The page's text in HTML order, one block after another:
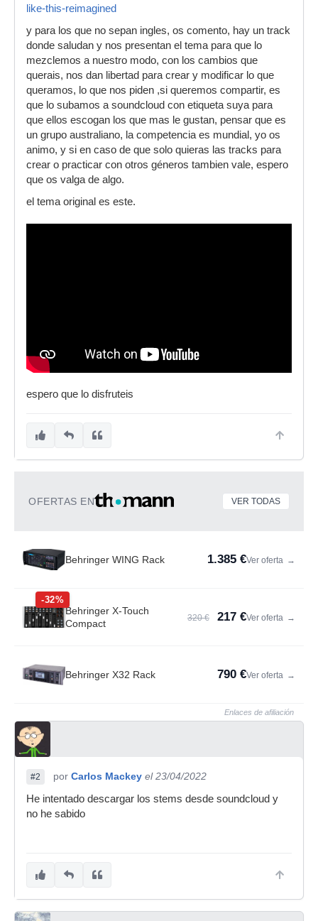
like-this-reimagined
y para los que no sepan ingles, os comento, hay un track
donde saludan y nos presentan el tema para que lo
mezclemos a nuestro modo, con los cambios que
querais, nos dan libertad para crear y modificar lo que
queramos, lo que nos piden ,si queremos compartir, es
que lo subamos a soundcloud con etiqueta suya para
que ellos escogan los que mas le gustan, pensar que es
un grupo australiano, la competencia es mundial, yo os
animo, y si en caso de que solo quieras las tracks para
crear o practicar con otros géneros tambien vale, espero
que os valga de algo.
el tema original es este.
espero que lo disfruteis
OFERTAS EN VER TODAS
Behringer WING Rack 1.385 €Ver oferta →
-32%
Behringer X-Touch
Compact
320 € 217 €Ver oferta →
Behringer X32 Rack 790 €Ver oferta →
Enlaces de afiliación
#2 por Carlos Mackey el 23/04/2022
He intentado descargar los stems desde soundcloud y
no he sabido